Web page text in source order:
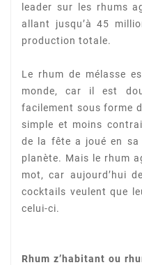
leader sur les rhums
allant jusqu’à 45
production totale.
Le rhum de mélasse
monde, car il est
facilement sous forme
simple et moins
de la fête a joué en
planète. Mais le rhum
mot, car aujourd’hui
cocktails veulent que
celui-ci.
Rhum z’habitant ou